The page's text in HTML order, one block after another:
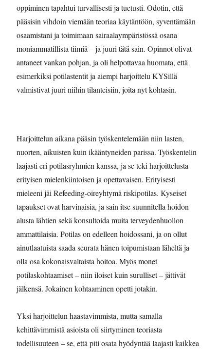
oppiminen tapahtui turvallisesti ja tuetusti. Odotin, että
pääsisin vihdoin viemään teoriaa käytäntöön, syventämään
osaamistani ja toimimaan sairaalaympäristössä osana
moniammatillista tiimiä – ja juuri tätä sain. Opinnot olivat
antaneet vankan pohjan, ja oli helpottavaa huomata, että
esimerkiksi potilastentit ja aiempi harjoittelu KYSillä
valmistivat juuri niihin tilanteisiin, joita nyt kohtasin.
Harjoittelun aikana pääsin työskentelemään niin lasten,
nuorten, aikuisten kuin ikääntyneiden parissa. Työskentelin
laajasti eri potilasryhmien kanssa, ja se teki harjoittelusta
erityisen mielenkiintoisen ja opettavaisen. Erityisesti
mieleeni jäi Refeeding-oireyhtymä riskipotilas. Kyseiset
tapaukset ovat harvinaisia, ja sain itse suunnitella hoidon
alusta lähtien sekä konsultoida muita terveydenhuollon
ammattilaisia. Potilas on edelleen hoidossani, ja on ollut
ainutlaatuista saada seurata hänen toipumistaan läheltä ja
olla osa kokonaisvaltaista hoitoa. Myös monet
potilaskohtaamiset – niin iloiset kuin surulliset – jättivät
jälkensä. Jokainen kohtaaminen opetti jotakin.
Yksi harjoittelun haastavimmista, mutta samalla
kehittävimmistä asioista oli siirtyminen teoriasta
todellisuuteen – se, että piti osata hyödyntää laajasti kaikkea